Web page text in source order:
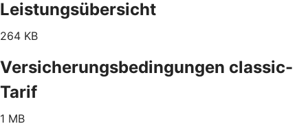
Leistungsübersicht
264 KB
Versicherungsbedingungen classic-
Tarif
1 MB